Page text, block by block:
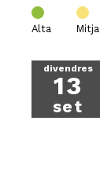
Alta Mitja
divendres
13
set